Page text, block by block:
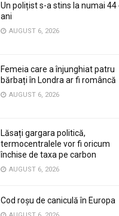
Un polițist s-a stins la numai 44
ani
AUGUST 6, 2026
Femeia care a înjunghiat patru
bărbați în Londra ar fi româncă
AUGUST 6, 2026
Lăsați gargara politică,
termocentralele vor fi oricum
închise de taxa pe carbon
AUGUST 6, 2026
Cod roșu de caniculă în Europa